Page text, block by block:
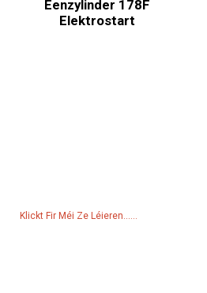
Eenzylinder 178F
Elektrostart
Fir Froen iwwer eis Produkter oder
Klickt Fir Méi Ze Léieren......